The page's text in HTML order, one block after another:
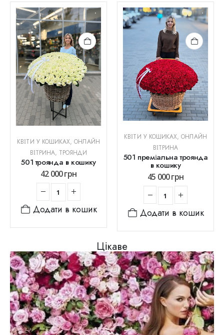
КВІТИ У КОШИКАХ,ОНЛАЙН
ВІТРИНА, ТРОЯНДИ
501 троянда в кошику
42 000грн
Додати в кошик
КВІТИ У КОШИКАХ,ОНЛАЙН
ВІТРИНА
501 преміальна троянда
в кошику
45 000грн
Додати в кошик
Цікаве